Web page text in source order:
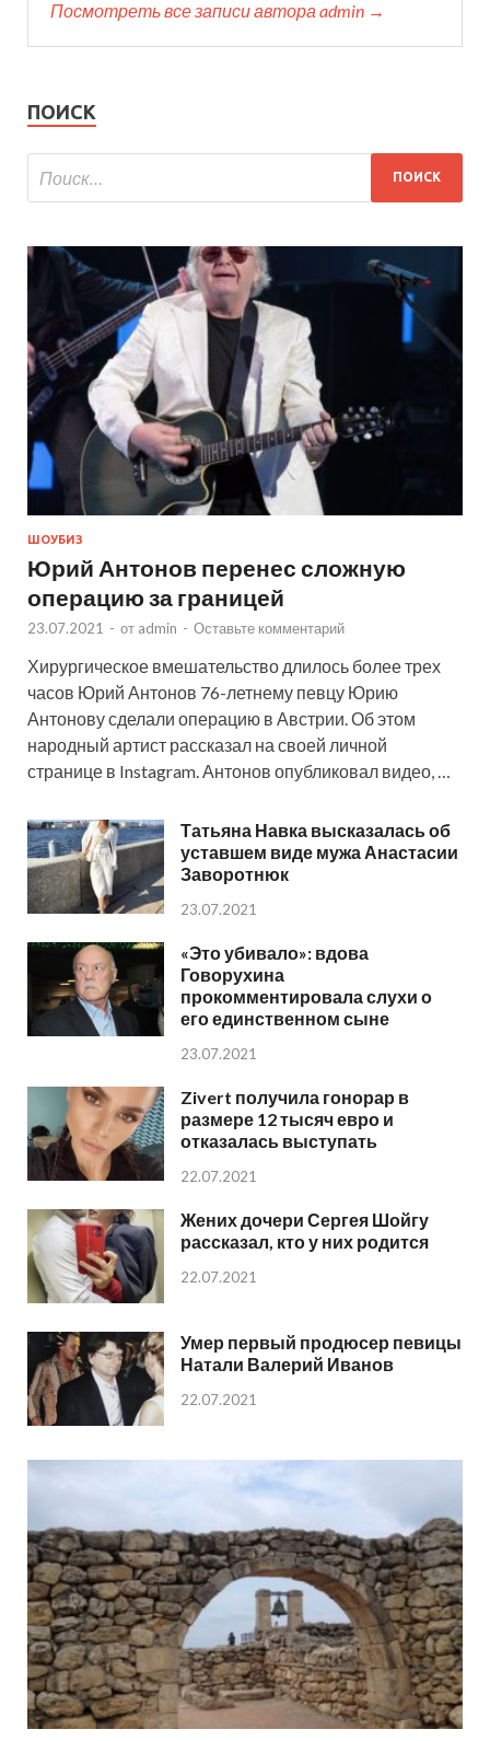
Посмотреть все записи автора admin →
ПОИСК
ШОУБИЗ
Юрий Антонов перенес сложную
операцию за границей
23.07.2021 - от admin - Оставьте комментарий
Хирургическое вмешательство длилось более трех
часов Юрий Антонов 76-летнему певцу Юрию
Антонову сделали операцию в Австрии. Об этом
народный артист рассказал на своей личной
странице в Instagram. Антонов опубликовал видео, …
Татьяна Навка высказалась об
уставшем виде мужа Анастасии
Заворотнюк
23.07.2021
«Это убивало»: вдова
Говорухина
прокомментировала слухи о
его единственном сыне
23.07.2021
Zivert получила гонорар в
размере 12 тысяч евро и
отказалась выступать
22.07.2021
Жених дочери Сергея Шойгу
рассказал, кто у них родится
22.07.2021
Умер первый продюсер певицы
Натали Валерий Иванов
22.07.2021